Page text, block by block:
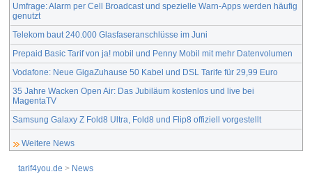
Umfrage: Alarm per Cell Broadcast und spezielle Warn-Apps werden häufig
genutzt
Telekom baut 240.000 Glasfaseranschlüsse im Juni
Prepaid Basic Tarif von ja! mobil und Penny Mobil mit mehr Datenvolumen
Vodafone: Neue GigaZuhause 50 Kabel und DSL Tarife für 29,99 Euro
35 Jahre Wacken Open Air: Das Jubiläum kostenlos und live bei
MagentaTV
Samsung Galaxy Z Fold8 Ultra, Fold8 und Flip8 offiziell vorgestellt
Weitere News
tarif4you.de > News